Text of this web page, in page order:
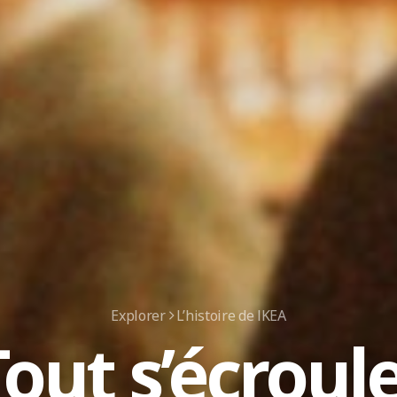
Explorer L’histoire de IKEA